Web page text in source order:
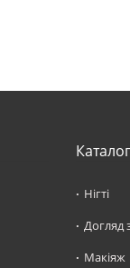
Каталог
Нігті
Догляд
Макіяж